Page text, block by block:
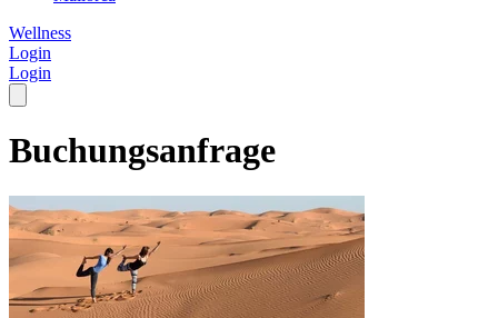
Wellness
Login
Login
Buchungsanfrage